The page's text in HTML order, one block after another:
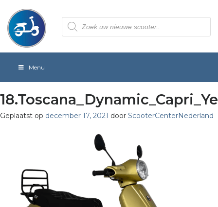
Producten
zoeken
Menu
Geplaatst op december 17, 2021 door ScooterCenterNederland